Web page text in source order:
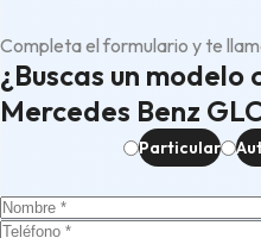
Completa el formulario y te
¿Buscas un modelo
Mercedes Benz
Particular